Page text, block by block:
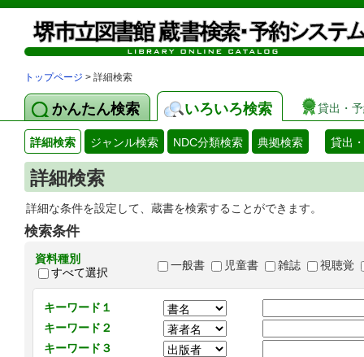
トップページ > 詳細検索
かんたん検索 いろいろ検索 貸出・
詳細検索 ジャンル検索 NDC分類検索 典拠検索 貸出
詳細検索
詳細な条件を設定して、蔵書を検索することができます。
検索条件
資料種別
すべて選択
一般書 児童書 雑誌 視聴覚
キーワード１
キーワード２
キーワード３